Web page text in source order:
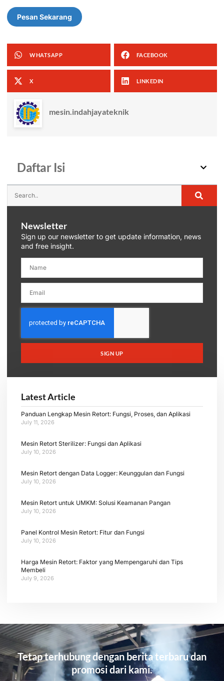
Pesan Sekarang
WHATSAPP FACEBOOK
X LINKEDIN
mesin.indahjayateknik
Daftar Isi
Newsletter
Sign up our newsletter to get update information, news
and free insight.
SIGN UP
Latest Article
Panduan Lengkap Mesin Retort: Fungsi, Proses, dan Aplikasi
July 11, 2026
Mesin Retort Sterilizer: Fungsi dan Aplikasi
July 10, 2026
Mesin Retort dengan Data Logger: Keunggulan dan Fungsi
July 10, 2026
Mesin Retort untuk UMKM: Solusi Keamanan Pangan
July 10, 2026
Panel Kontrol Mesin Retort: Fitur dan Fungsi
July 10, 2026
Harga Mesin Retort: Faktor yang Mempengaruhi dan Tips
Membeli
July 9, 2026
Tetap terhubung dengan berita terbaru dan
promosi dari kami.